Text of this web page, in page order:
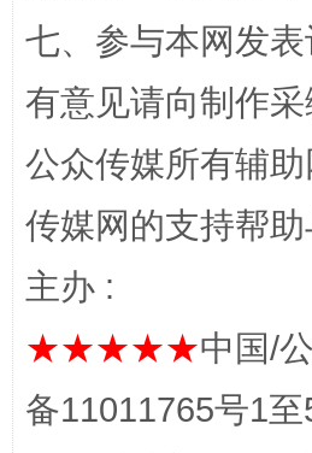
“蜀中异人”王建安的艺术幻
完善运行机制助力责任有效
七、参与本网发
有意见请向制作
公众传媒所有辅
传媒网的支持帮
主办 :
★★★★★中国/
备11011765号1